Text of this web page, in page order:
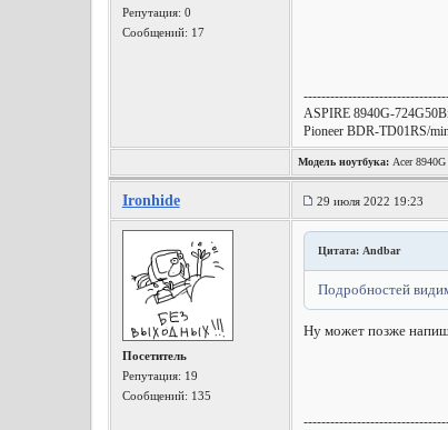
Репутация: 0
Сообщений: 17
ASPIRE 8940G-
Pioneer BDR-TD01RS/
Модель ноутбука:Acer 8940G
Ironhide 29 июля 2022 19:23
Посетитель
Репутация: 19
Сообщений: 135
Цитата: Andbar
Подробностей
Ну может позже